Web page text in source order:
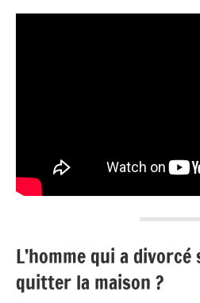
L’homme qui a
quitter la maison ?